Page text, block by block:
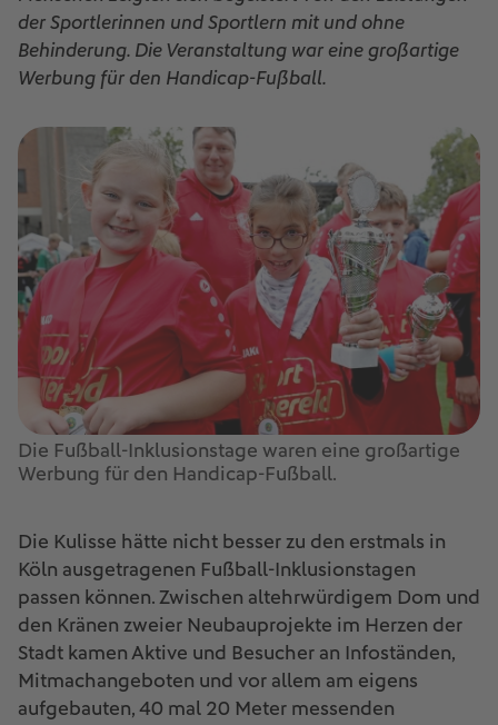
der Sportlerinnen und Sportlern mit und ohne
Behinderung. Die Veranstaltung war eine großartige
Werbung für den Handicap-Fußball.
Die Fußball-Inklusionstage waren eine großartige
Werbung für den Handicap-Fußball.
Die Kulisse hätte nicht besser zu den erstmals in
Köln ausgetragenen Fußball-Inklusionstagen
passen können. Zwischen altehrwürdigem Dom und
den Kränen zweier Neubauprojekte im Herzen der
Stadt kamen Aktive und Besucher an Infoständen,
Mitmachangeboten und vor allem am eigens
aufgebauten, 40 mal 20 Meter messenden